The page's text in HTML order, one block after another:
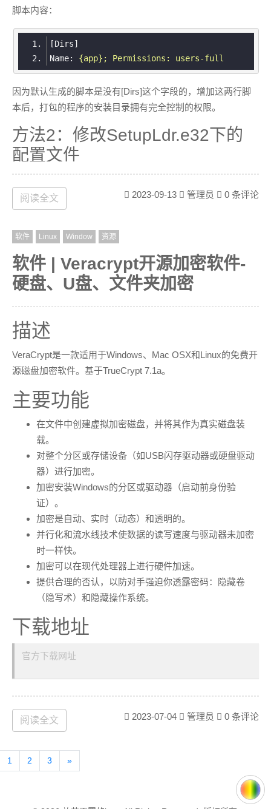
脚本内容：
[Dirs]
Name: {app}; Permissions: users-full
因为默认生成的脚本是没有[Dirs]这个字段的，增加这两行脚
本后，打包的程序的安装目录拥有完全控制的权限。
方法2：修改SetupLdr.e32下的
配置文件
使用Resource Hacker 修改 INNO安装目录下的SetupLdr.e32
文件中的Manifest内容
修改SetupLdr.e32第24行内容：
原文：<requestedExecutionLevel
修改为：<requestedExecutionLevel level="r
equireAdministrator" uiAccess= "false" />
注意编译后保存！！！
阅读全文 2023-09-13 管理员 0 条评论
软件 Linux Window 资源
软件 | Veracrypt开源加密软件-
硬盘、U盘、文件夹加密
描述
VeraCrypt是一款适用于Windows、Mac OSX和Linux的免费开
源磁盘加密软件。基于TrueCrypt 7.1a。
主要功能
在文件中创建虚拟加密磁盘，并将其作为真实磁盘装
载。
对整个分区或存储设备（如USB闪存驱动器或硬盘驱动
器）进行加密。
加密安装Windows的分区或驱动器（启动前身份验
证）。
加密是自动、实时（动态）和透明的。
并行化和流水线技术使数据的读写速度与驱动器未加密
时一样快。
加密可以在现代处理器上进行硬件加速。
提供合理的否认，以防对手强迫你透露密码：隐藏卷
（隐写术）和隐藏操作系统。
下载地址
官方下载网址
使用流程（加密文件夹，挂
载成磁盘）
软件主界面点击创建加密卷
阅读全文 2023-07-04 管理员 0 条评论
1 2 3 »